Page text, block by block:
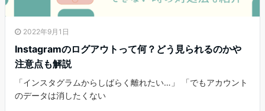
2022年9月1日
Instagramのログアウトって何？どう見られるのかや
注意点も解説
「インスタグラムからしばらく離れたい…」 「でもアカウント
のデータは消したくない